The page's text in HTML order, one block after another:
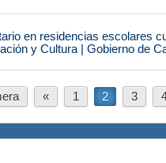
en residencias escolares
y Cultura | Gobierno de
« 1 2 3